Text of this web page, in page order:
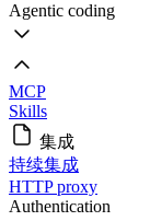
Agentic coding
MCP
Skills
集成
持续集成
HTTP proxy
Authentication